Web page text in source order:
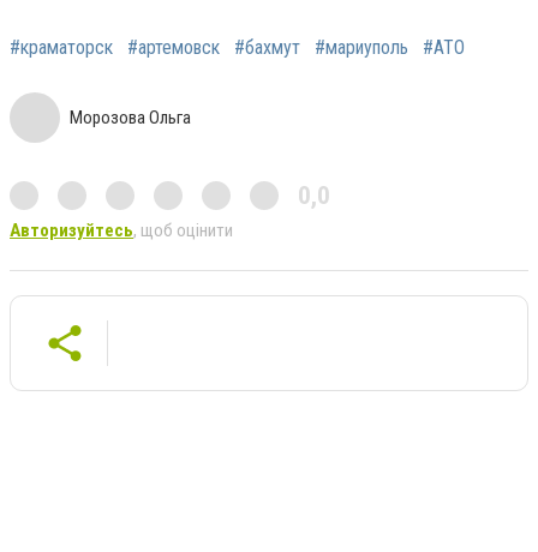
#краматорск #артемовск #бахмут #мариуполь #АТО
Морозова Ольга
0,0
Авторизуйтесь, щоб оцінити